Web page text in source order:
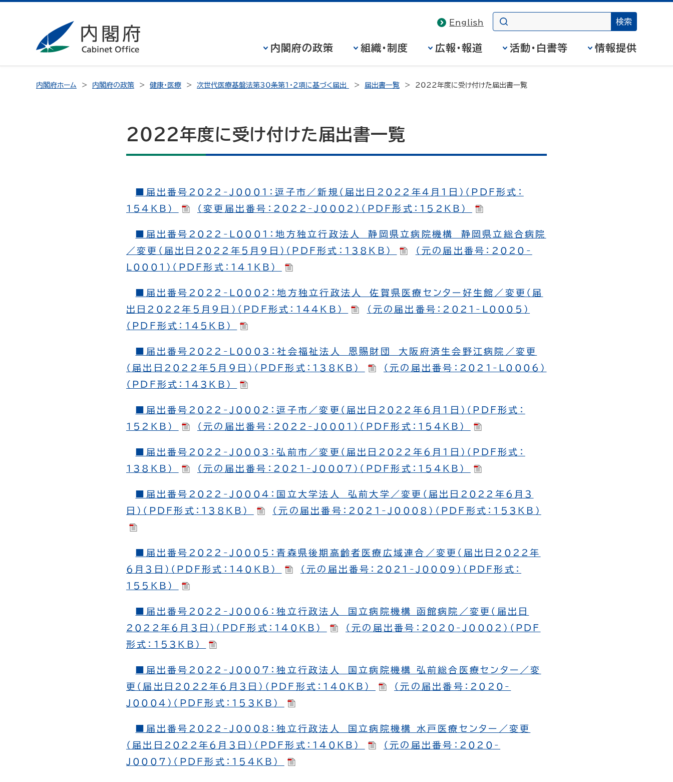
English
内閣府の政策 組織・制度 広報・報道 活動・白書等 情報提供
内閣府ホーム 内閣府の政策 健康・医療 次世代医療基盤法第30条第１・２項に基づく届出 届出書一覧 2022年度に受け付けた届出書一覧
2022年度に受け付けた届出書一覧
■届出番号2022-J0001：逗子市／新規（届出日2022年４月１日）（PDF形式：
154KB）
（変更届出番号：2022-J0002）（PDF形式：152KB）
■届出番号2022-L0001：地方独立行政法人 静岡県立病院機構 静岡県立総合病院
／変更（届出日2022年５月９日）（PDF形式：138KB）
（元の届出番号：2020-
L0001）（PDF形式：141KB）
■届出番号2022-L0002：地方独立行政法人 佐賀県医療センター好生館／変更（届
出日2022年５月９日）（PDF形式：144KB）
（元の届出番号：2021-L0005）
（PDF形式：145KB）
■届出番号2022-L0003：社会福祉法人 恩賜財団 大阪府済生会野江病院／変更
（届出日2022年５月９日）（PDF形式：138KB）
（元の届出番号：2021-L0006）
（PDF形式：143KB）
■届出番号2022-J0002：逗子市／変更（届出日2022年６月１日）（PDF形式：
152KB）
（元の届出番号：2022-J0001）（PDF形式：154KB）
■届出番号2022-J0003：弘前市／変更（届出日2022年６月１日）（PDF形式：
138KB）
（元の届出番号：2021-J0007）（PDF形式：154KB）
■届出番号2022-J0004：国立大学法人 弘前大学／変更（届出日2022年６月３
日）（PDF形式：138KB）
（元の届出番号：2021-J0008）（PDF形式：153KB）
■届出番号2022-J0005：青森県後期高齢者医療広域連合／変更（届出日2022年
６月３日）（PDF形式：140KB）
（元の届出番号：2021-J0009）（PDF形式：
155KB）
■届出番号2022-J0006：独立行政法人 国立病院機構 函館病院／変更（届出日
2022年６月３日）（PDF形式：140KB）
（元の届出番号：2020-J0002）（PDF
形式：153KB）
■届出番号2022-J0007：独立行政法人 国立病院機構 弘前総合医療センター／変
更（届出日2022年６月３日）（PDF形式：140KB）
（元の届出番号：2020-
J0004）（PDF形式：153KB）
■届出番号2022-J0008：独立行政法人 国立病院機構 水戸医療センター／変更
（届出日2022年６月３日）（PDF形式：140KB）
（元の届出番号：2020-
J0007）（PDF形式：154KB）